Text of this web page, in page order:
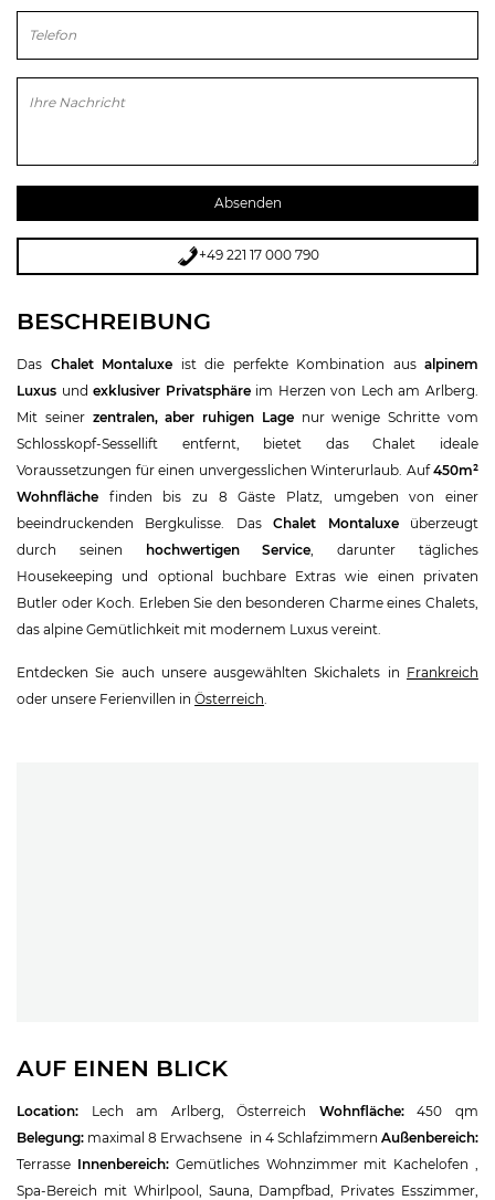
+49 221 17 000 790
BESCHREIBUNG
Das Chalet Montaluxe ist die perfekte Kombination aus alpinem
Luxus undexklusiver Privatsphäreim Herzen von Lech am Arlberg.
Mit seiner zentralen, aber ruhigen Lagenur wenige Schritte vom
Schlosskopf-Sessellift entfernt, bietet das Chalet ideale
Voraussetzungen für einen unvergesslichen Winterurlaub. Auf450m²
Wohnfläche finden bis zu 8 Gäste Platz, umgeben von einer
beeindruckenden Bergkulisse. DasChalet Montaluxeüberzeugt
durch seinen hochwertigen Service , darunter tägliches
Housekeeping und optional buchbare Extras wie einen privaten
Butler oder Koch. Erleben Sie den besonderen Charme eines Chalets,
das alpine Gemütlichkeit mit modernem Luxus vereint.
Entdecken Sie auch unsere ausgewählten Skichalets in Frankreich
oder unsere Ferienvillen in Österreich
AUF EINEN BLICK
Location: Lech am Arlberg, Österreich Wohnfläche:450 qm
Belegung: maximal 8 Erwachsene in 4 Schlafzimmern Außenbereich:
Terrasse Innenbereich: Gemütliches Wohnzimmer mit Kachelofen ,
Spa-Bereich mit Whirlpool, Sauna, Dampfbad, Privates Esszimmer,